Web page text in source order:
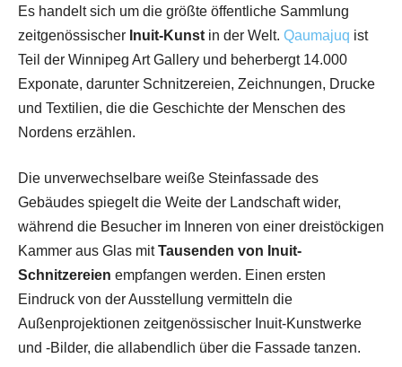
Es handelt sich um die größte öffentliche Sammlung
zeitgenössischer Inuit-Kunst in der Welt. Qaumajuq ist
Teil der Winnipeg Art Gallery und beherbergt 14.000
Exponate, darunter Schnitzereien, Zeichnungen, Drucke
und Textilien, die die Geschichte der Menschen des
Nordens erzählen.
Die unverwechselbare weiße Steinfassade des
Gebäudes spiegelt die Weite der Landschaft wider,
während die Besucher im Inneren von einer dreistöckigen
Kammer aus Glas mitTausenden von Inuit-
Schnitzereien empfangen werden. Einen ersten
Eindruck von der Ausstellung vermitteln die
Außenprojektionen zeitgenössischer Inuit-Kunstwerke
und -Bilder, die allabendlich über die Fassade tanzen.